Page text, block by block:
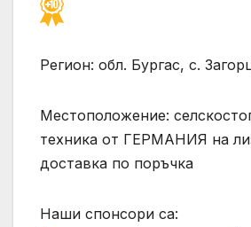
Регион: обл. Бургас, с.
Местоположение:
техника от ГЕРМАНИЯ на
доставка по поръчка
Наши спонсори са: